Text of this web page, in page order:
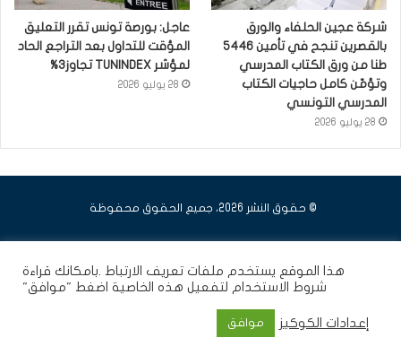
شركة عجين الحلفاء والورق
بالقصرين تنجح في تأمين 5446
طنا من ورق الكتاب المدرسي
وتؤمّن كامل حاجيات الكتاب
المدرسي التونسي
28 يوليو 2026
عاجل: بورصة تونس تقرر التعليق
المؤقت للتداول بعد التراجع الحاد
لمؤشر TUNINDEX تجاوز3%
28 يوليو 2026
© حقوق النشر 2026، جميع الحقوق محفوظة
هذا الموقع يستخدم ملفات تعريف الارتباط .بامكانك قراءة
شروط الاستخدام لتفعيل هذه الخاصية اضغط "موافق"
إعدادات الكوكيز موافق